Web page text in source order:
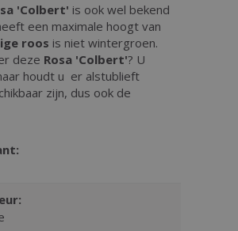
'Colbert' is ook wel bekend
een maximale hoogt van
roos is niet wintergroen.
deze Rosa 'Colbert'? U
houdt u er alstublieft
zijn, dus ook de